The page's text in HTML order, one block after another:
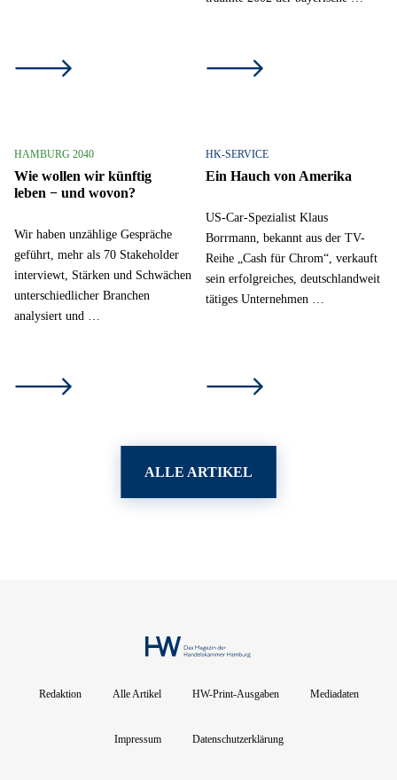
HAMBURG 2040
Wie wollen wir künftig
leben − und wovon?
Wir haben unzählige Gespräche
geführt, mehr als 70 Stakeholder
interviewt, Stärken und Schwächen
unterschiedlicher Branchen
analysiert und …
HK-SERVICE
Ein Hauch von Amerika
US-Car-Spezialist Klaus
Borrmann, bekannt aus der TV-
Reihe „Cash für Chrom“, verkauft
sein erfolgreiches, deutschlandweit
tätiges Unternehmen …
ALLE ARTIKEL
Redaktion Alle Artikel HW-Print-Ausgaben Mediadaten
Impressum Datenschutzerklärung